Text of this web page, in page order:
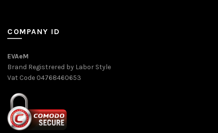
COMPANY ID
EVAeM
Brand Registrered by Labor Style
Vat Code 04768460653